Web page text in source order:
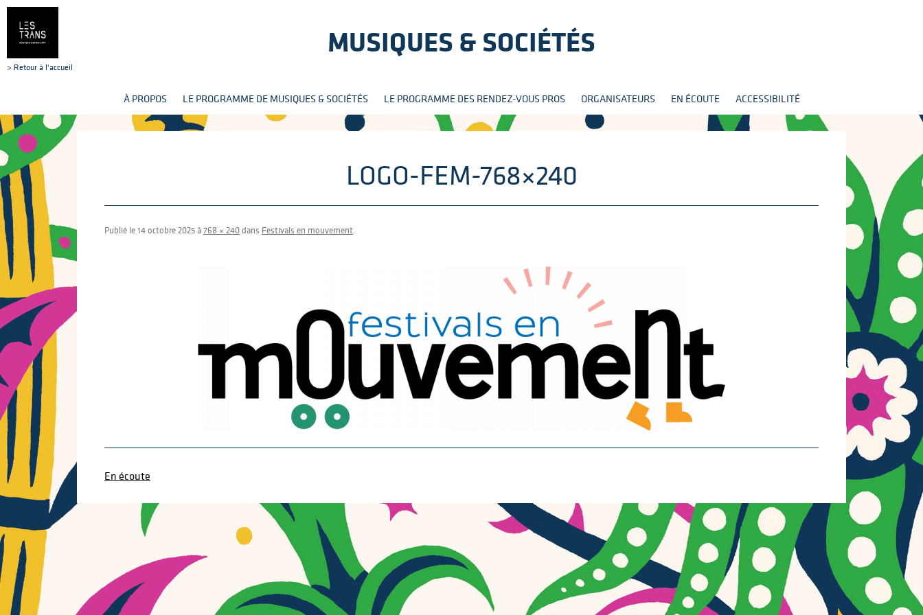
MUSIQUES & SOCIÉTÉS
au
À PROPOS LE PROGRAMME DE MUSIQUES & SOCIÉTÉS LE PROGRAMME DES RENDEZ-VOUS PROS ORGANISATEURS EN ÉCOUTE ACCESSIBILITÉ
> Retour à l'accueil
LOGO-FEM-768×240
Publié le14 octobre 2025 à768 × 240dans Festivals en mouvement.
En écoute